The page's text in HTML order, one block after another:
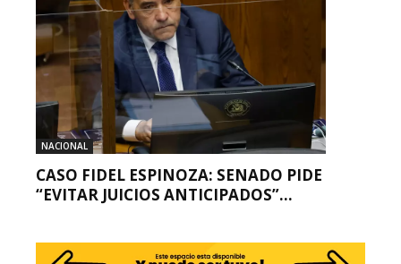
NACIONAL
CASO FIDEL ESPINOZA: SENADO PIDE
“EVITAR JUICIOS ANTICIPADOS”...